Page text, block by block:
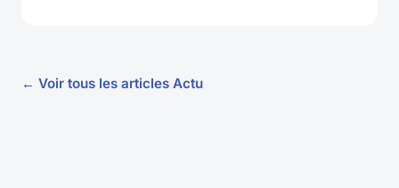
← Voir tous les articles Actu